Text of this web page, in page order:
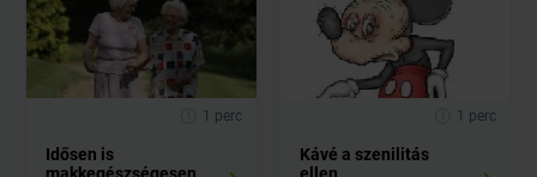
1 perc
Idősen is
1 perc
Kávé a szenilitás